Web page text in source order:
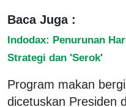
Baca Juga :
Indodax: Penurunan
Strategi dan 'Serok'
Program makan
dicetuskan Presiden